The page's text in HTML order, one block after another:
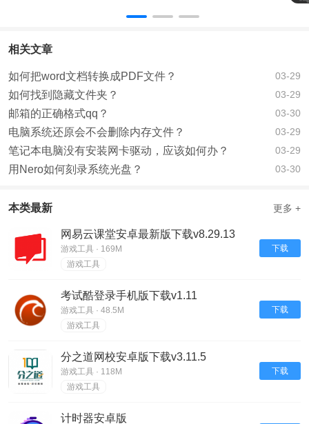
相关文章
如何把word文档转换成PDF文件？ 03-29
如何找到隐藏文件夹？ 03-29
邮箱的正确格式qq？ 03-30
电脑系统还原会不会删除内存文件？ 03-29
笔记本电脑没有安装网卡驱动，应该如何办？ 03-29
用Nero如何刻录系统光盘？ 03-30
本类最新 更多 +
网易云课堂安卓最新版下载v8.29.13
游戏工具 · 169M
游戏工具
下载
考试酷登录手机版下载v1.11
游戏工具 · 48.5M
游戏工具
下载
分之道网校安卓版下载v3.11.5
游戏工具 · 118M
游戏工具
下载
计时器安卓版